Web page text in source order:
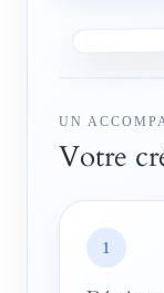
UN
Votre
1